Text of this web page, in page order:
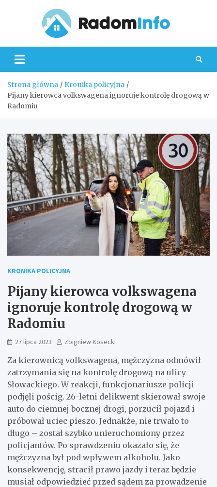
Strona główna
Kronika policyjna
Pijany kierowca volkswagena ignoruje kontrolę drogową w
Radomiu
KRONIKA POLICYJNA
Pijany kierowca volkswagena
ignoruje kontrolę drogową w
Radomiu
27 lipca 2023 Zbigniew Kosecki
Za kierownicą volkswagena, mężczyzna odmówił
zatrzymania się na kontrolę drogową na ulicy
Słowackiego. W reakcji, funkcjonariusze policji
podjęli pościg. 26-letni delikwent skierował swoje
auto do ciemnej bocznej drogi, porzucił pojazd i
próbował uciec pieszo. Jednakże, nie trwało to
długo – został szybko unieruchomiony przez
policjantów. Po sprawdzeniu okazało się, że
mężczyzna był pod wpływem alkoholu. Jako
konsekwencję, stracił prawo jazdy i teraz będzie
musiał odpowiedzieć przed sądem za prowadzenie